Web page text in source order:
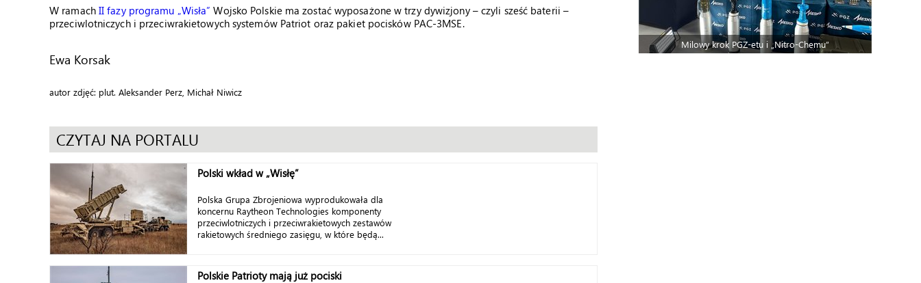
W ramach II fazy programu „Wisła” Wojsko Polskie ma zostać wyposażone w trzy dywizjony – czyli sześć baterii –
przeciwlotniczych i przeciwrakietowych systemów Patriot oraz pakiet pocisków PAC-3MSE.
Ewa Korsak
autor zdjęć: plut. Aleksander Perz, Michał Niwicz
CZYTAJ NA PORTALU
Polski wkład w „Wisłę”
Polska Grupa Zbrojeniowa wyprodukowała dla
koncernu Raytheon Technologies komponenty
przeciwlotniczych i przeciwrakietowych zestawów
rakietowych średniego zasięgu, w które będą...
Polskie Patrioty mają już pociski
Milowy krok PGZ-etu i „Nitro-Chemu”